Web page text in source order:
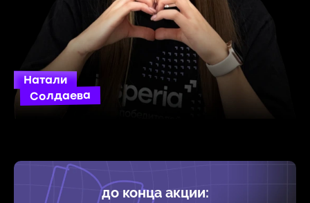
Натали
Солдаева
до конца акции: